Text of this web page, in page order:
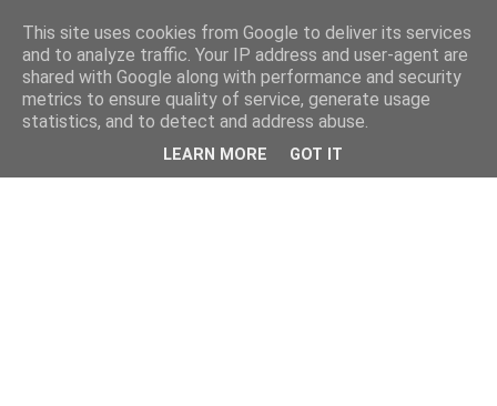
This site uses cookies from Google to deliver its services
and to analyze traffic. Your IP address and user-agent are
shared with Google along with performance and security
metrics to ensure quality of service, generate usage
statistics, and to detect and address abuse.
LEARN MORE GOT IT